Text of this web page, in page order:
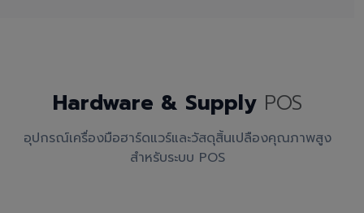
Hardware & Supply POS
อุปกรณ์เครื่องมือฮาร์ดแวร์และวัสดุสิ้นเปลืองคุณภาพสูง
สำหรับระบบ POS